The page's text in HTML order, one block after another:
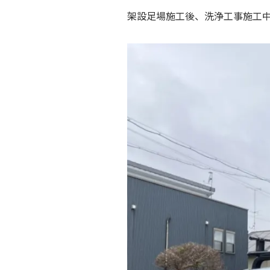
架設足場施工後、洗浄工事施工